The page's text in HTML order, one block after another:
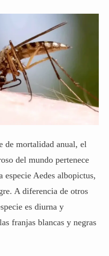
de mortalidad anual, el
del mundo pertenece
especie Aedes albopictus,
A diferencia de otros
es diurna y
franjas blancas y negras